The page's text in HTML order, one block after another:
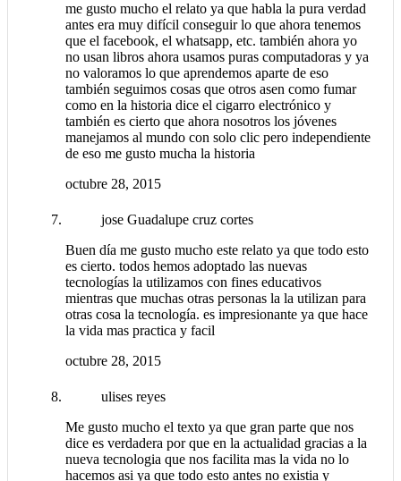
me gusto mucho el relato ya que habla la pura verdad
antes era muy difícil conseguir lo que ahora tenemos
que el facebook, el whatsapp, etc. también ahora yo
no usan libros ahora usamos puras computadoras y ya
no valoramos lo que aprendemos aparte de eso
también seguimos cosas que otros asen como fumar
como en la historia dice el cigarro electrónico y
también es cierto que ahora nosotros los jóvenes
manejamos al mundo con solo clic pero independiente
de eso me gusto mucha la historia
octubre 28, 2015
jose Guadalupe cruz cortes
Buen día me gusto mucho este relato ya que todo esto
es cierto. todos hemos adoptado las nuevas
tecnologías la utilizamos con fines educativos
mientras que muchas otras personas la la utilizan para
otras cosa la tecnología. es impresionante ya que hace
la vida mas practica y facil
octubre 28, 2015
ulises reyes
Me gusto mucho el texto ya que gran parte que nos
dice es verdadera por que en la actualidad gracias a la
nueva tecnologia que nos facilita mas la vida no lo
hacemos asi ya que todo esto antes no existia y